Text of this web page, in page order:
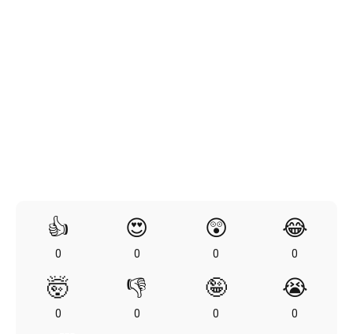
👍
0
😍
0
😲
0
😂
0
🤯
0
👎
0
🤪
0
😭
0